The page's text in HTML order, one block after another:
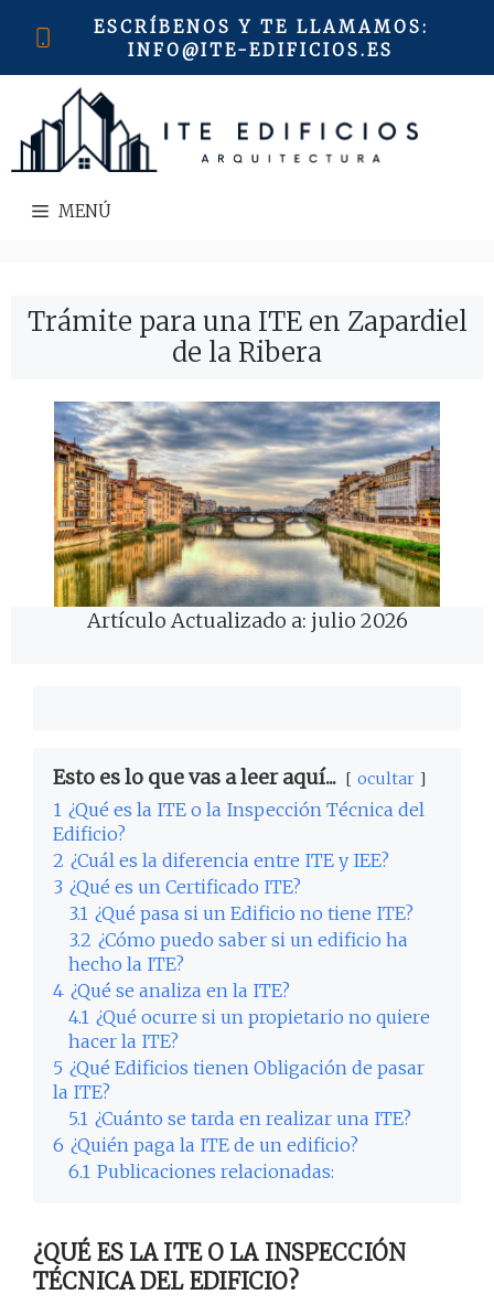
ESCRÍBENOS Y TE LLAMAMOS:
INFO@ITE-EDIFICIOS.ES
MENÚ
Trámite para una ITE en Zapardiel
de la Ribera
Artículo Actualizado a: julio 2026
Esto es lo que vas a leer aquí... ocultar
1 ¿Qué es la ITE o la Inspección Técnica del
Edificio?
2 ¿Cuál es la diferencia entre ITE y IEE?
3 ¿Qué es un Certificado ITE?
3.1 ¿Qué pasa si un Edificio no tiene ITE?
3.2 ¿Cómo puedo saber si un edificio ha
hecho la ITE?
4 ¿Qué se analiza en la ITE?
4.1 ¿Qué ocurre si un propietario no quiere
hacer la ITE?
5 ¿Qué Edificios tienen Obligación de pasar
la ITE?
5.1 ¿Cuánto se tarda en realizar una ITE?
6 ¿Quién paga la ITE de un edificio?
6.1 Publicaciones relacionadas:
¿QUÉ ES LA ITE O LA INSPECCIÓN
TÉCNICA DEL EDIFICIO?